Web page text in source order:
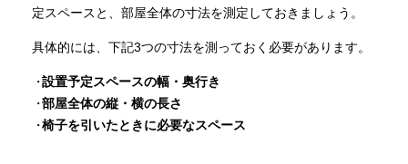
定スペースと、部屋全体の寸法を測定しておきましょう。
具体的には、下記3つの寸法を測っておく必要があります。
設置予定スペースの幅・奥行き
部屋全体の縦・横の長さ
椅子を引いたときに必要なスペース